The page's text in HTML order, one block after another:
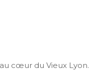
cœur du Vieux Lyon.